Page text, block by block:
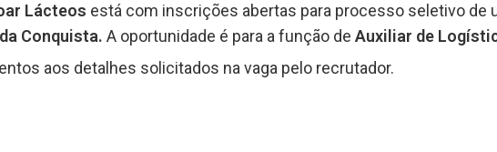
Lácteos está com inscrições abertas para processo seletivo de
Conquista. A oportunidade é para a função de Auxiliar de
aos detalhes solicitados na vaga pelo recrutador.